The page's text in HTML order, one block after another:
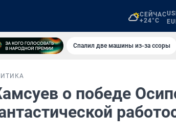
СЕЙЧАС
+24°C
Спалил две машины из-за ссоры
о победе